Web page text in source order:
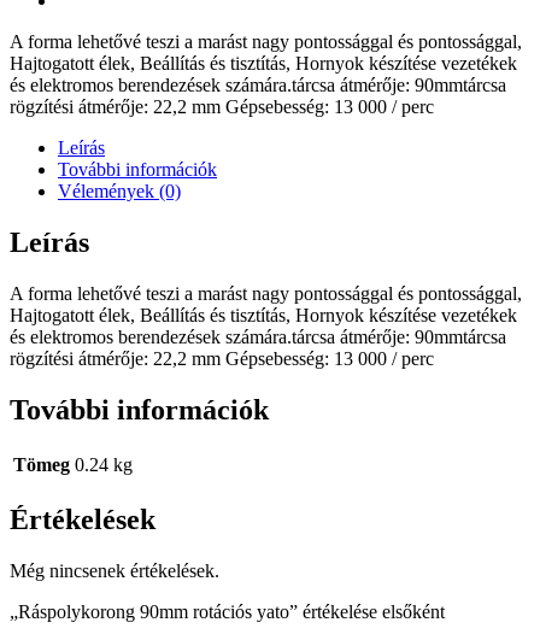
A forma lehetővé teszi a marást nagy pontossággal és pontossággal,
Hajtogatott élek, Beállítás és tisztítás, Hornyok készítése vezetékek
és elektromos berendezések számára.tárcsa átmérője: 90mmtárcsa
rögzítési átmérője: 22,2 mm Gépsebesség: 13 000 / perc
Leírás
További információk
Vélemények (0)
Leírás
A forma lehetővé teszi a marást nagy pontossággal és pontossággal,
Hajtogatott élek, Beállítás és tisztítás, Hornyok készítése vezetékek
és elektromos berendezések számára.tárcsa átmérője: 90mmtárcsa
rögzítési átmérője: 22,2 mm Gépsebesség: 13 000 / perc
További információk
Tömeg 0.24 kg
Értékelések
Még nincsenek értékelések.
„Ráspolykorong 90mm rotációs yato” értékelése elsőként